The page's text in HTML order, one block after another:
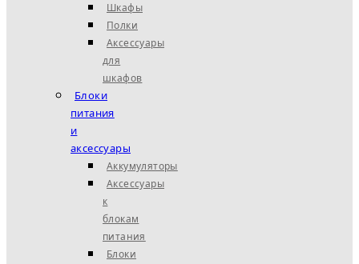
Шкафы
Полки
Аксессуары
для
шкафов
Блоки
питания
и
аксессуары
Аккумуляторы
Аксессуары
к
блокам
питания
Блоки